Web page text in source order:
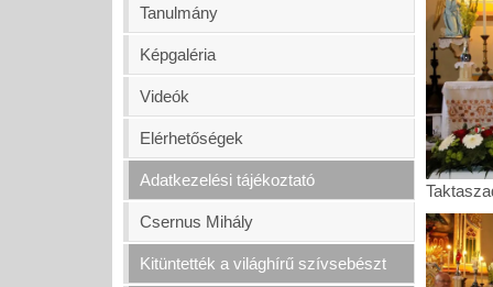
Tanulmány
Képgaléria
Videók
Elérhetőségek
Adatkezelési tájékoztató
Csernus Mihály
Kitüntették a világhírű szívsebészt